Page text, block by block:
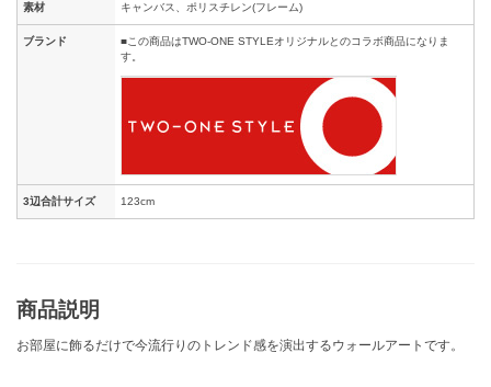
素材 キャンバス、ポリスチレン(フレーム)
ブランド
■この商品はTWO-ONE STYLEオリジナルとのコラボ商品になりま
す。
3辺合計サイズ 123cm
商品説明
お部屋に飾るだけで今流行りのトレンド感を演出するウォールアートです。